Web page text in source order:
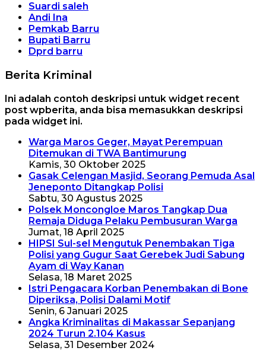
Suardi saleh
Andi Ina
Pemkab Barru
Bupati Barru
Dprd barru
Berita Kriminal
Ini adalah contoh deskripsi untuk widget recent
post wpberita, anda bisa memasukkan deskripsi
pada widget ini.
Warga Maros Geger, Mayat Perempuan
Ditemukan di TWA Bantimurung
Kamis, 30 Oktober 2025
Gasak Celengan Masjid, Seorang Pemuda Asal
Jeneponto Ditangkap Polisi
Sabtu, 30 Agustus 2025
Polsek Moncongloe Maros Tangkap Dua
Remaja Diduga Pelaku Pembusuran Warga
Jumat, 18 April 2025
HIPSI Sul-sel Mengutuk Penembakan Tiga
Polisi yang Gugur Saat Gerebek Judi Sabung
Ayam di Way Kanan
Selasa, 18 Maret 2025
Istri Pengacara Korban Penembakan di Bone
Diperiksa, Polisi Dalami Motif
Senin, 6 Januari 2025
Angka Kriminalitas di Makassar Sepanjang
2024 Turun 2.104 Kasus
Selasa, 31 Desember 2024